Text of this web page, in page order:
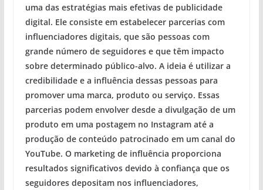
uma das estratégias mais efetivas de publicidade
digital. Ele consiste em estabelecer parcerias com
influenciadores digitais, que são pessoas com
grande número de seguidores e que têm impacto
sobre determinado público-alvo. A ideia é utilizar a
credibilidade e a influência dessas pessoas para
promover uma marca, produto ou serviço. Essas
parcerias podem envolver desde a divulgação de um
produto em uma postagem no Instagram até a
produção de conteúdo patrocinado em um canal do
YouTube. O marketing de influência proporciona
resultados significativos devido à confiança que os
seguidores depositam nos influenciadores,